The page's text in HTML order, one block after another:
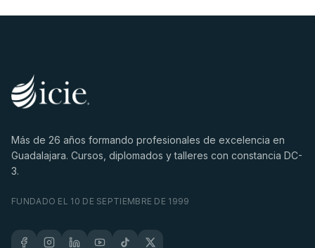
Más de 26 años formando profesionales de excelencia en
Guadalajara. Cursos, diplomados y talleres con constancia DC-
3.
FUNDADO EL 10 DE SEPTIEMBRE DE 1999